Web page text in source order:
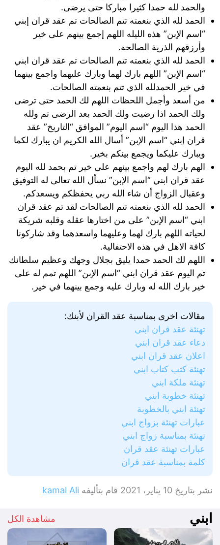
والحمد لله حمدا كثيرا مباركا حتى يرضى.
الحمد لله الذي بنعمته تتم الصالحات تم عقد قران إبني
“اسم الإبن” هذه الليله اللهم إجمع بينهم على خير
وأرزقهم الذرية الصالحه.
الحمد لله الذي بنعمته تتم الصالحات تم عقد قران ابني
“اسم الإبن” اللهم بارك لهما وبارك عليهما واجمع بينهما
في خير الحمدلله الذي تتم بنعمته الصالحات.
من أسعد وأجمل اللحظات اللهم لك الحمد حتى ترضى
ولك الحمد اذا رضيت ولك الحمد بعد الرضى تم ولله
الحمد هذا اليوم “اسم اليوم” الموافق “التاريخ” عقد
قران إبني “اسم الإبن” أسال الله الكريم ان يبارك لكما
ويبارك عليكما ويجمع بينكم بخير.
الهم بارك لهم واجمع بينهم على خير تم بحمد لله اليوم
عقد قران ابني “اسم الإبن” نسأل الله تعالى له التوفيق
وعقبال الزواج أن شاء الله ربي يحفظكم ويسعدكم.
الحمد لله الذي بنعمته تتم الصالحات لقد تم عقد قران
ابني “اسم الإبن” على من اختارها عقله وقلبه شريكة
لحياته اللهم بارك لهما وعليهما واسعدهما وقد شاركونا
كافة الاهل في هذه الاحتفالية.
اللهم لك الحمد حمدا يليق بجلال وجهك وعظيم سلطانك
تم اليوم عقد قران ابني “اسم الإبن” اللهم تمم له على
خير بارك الله له وبارك عليه وجمع بينهما في خير.
مقالات اخرى بمناسبة عقد القران لأبنك:
تهنئة عقد قران ابني
دعاء عقد قران ابني
اعلان عقد قران ابني
تهنئة كتب كتاب ابني
تهنئة ملكة ابني
تهنئة خطوبة ابني
تهنئة ابني بالخطوبة
عبارات تهنئة بزواج ابني
تهنئة بمناسبة زواج ابني
عبارات تهنئة عقد قران
كلمة بمناسبة عقد قران
نشر بتاريخ 10 يناير، 2021 قام بتأليفه kamal Ali
ابني مشاهدة الكل